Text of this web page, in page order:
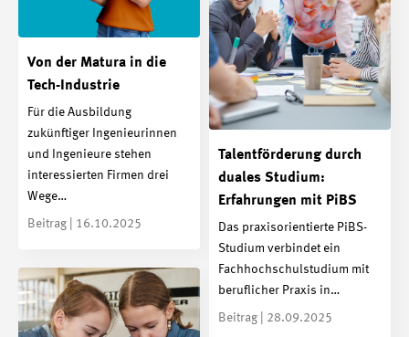
Von der Matura in die
Tech-Industrie
Für die Ausbildung
zukünftiger Ingenieurinnen
und Ingenieure stehen
interessierten Firmen drei
Wege…
Beitrag | 16.10.2025
Talentförderung durch
duales Studium:
Erfahrungen mit PiBS
Das praxisorientierte PiBS-
Studium verbindet ein
Fachhochschulstudium mit
beruflicher Praxis in…
Beitrag | 28.09.2025